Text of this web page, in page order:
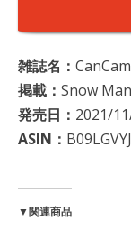
雑誌名：
掲載： Snow Man
発売日： 2021/
ASIN：
▼関連商品